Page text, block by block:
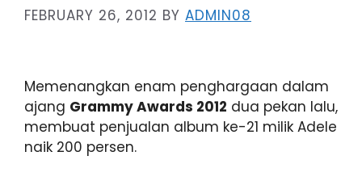
FEBRUARY 26, 2012 BY ADMIN08
Memenangkan enam penghargaan dalam
ajang Grammy Awards 2012 dua pekan lalu,
membuat penjualan album ke-21 milik Adele
naik 200 persen.